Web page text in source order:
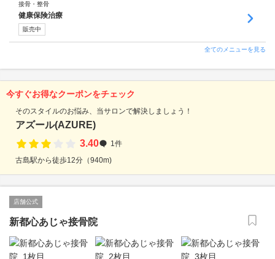
接骨・整骨
健康保険治療
販売中
全てのメニューを見る
今すぐお得なクーポンをチェック
そのスタイルのお悩み、当サロンで解決しましょう！
アズール(AZURE)
3.40
1件
古島駅から徒歩12分（940m)
店舗公式
新都心あじゃ接骨院